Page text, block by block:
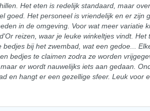
Het eten is redelijk standaard, maar
goed. Het personeel is vriendelijk en er zijn
in de omgeving. Voor wat meer variatie
reizen, waar je leuke winkeltjes vindt.
bedjes bij het zwembad, wat een gedoe...
bedjes te claimen zodra ze worden
er wordt nauwelijks iets aan gedaan.
en hangt er een gezellige sfeer. Leuk voor